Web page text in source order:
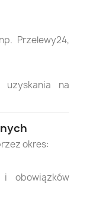
Przelewy24,
uzyskania na
okres:
obowiązków